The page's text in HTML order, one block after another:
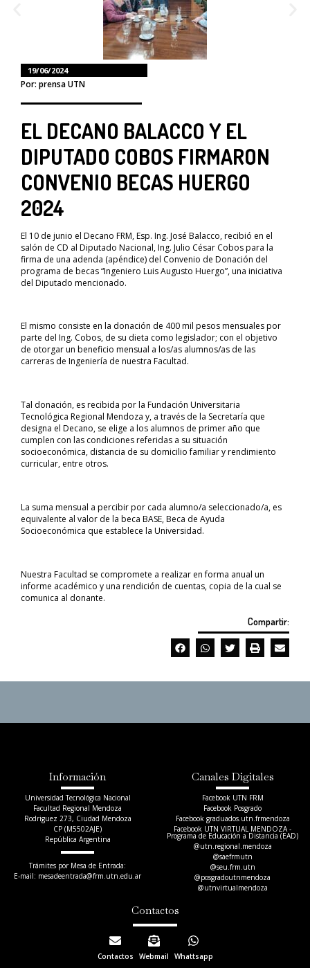
19/06/2024
Por: prensa UTN
EL DECANO BALACCO Y EL
DIPUTADO COBOS FIRMARON
CONVENIO BECAS HUERGO
2024
El 10 de junio el Decano FRM, Esp. Ing. José Balacco, recibió en el
salón de CD al Diputado Nacional, Ing. Julio César Cobos para la
firma de una adenda (apéndice) del Convenio de Donación del
programa de becas “Ingeniero Luis Augusto Huergo”, una iniciativa
del Diputado mencionado.
El mismo consiste en la donación de 400 mil pesos mensuales por
parte del Ing. Cobos, de su dieta como legislador; con el objetivo
de otorgar un beneficio mensual a los/as alumnos/as de las
carreras de Ingeniería de nuestra Facultad.
Tal donación, es recibida por la Fundación Universitaria
Tecnológica Regional Mendoza y, a través de la Secretaría que
designa el Decano, se elige a los alumnos de primer año que
cumplen con las condiciones referidas a su situación
socioeconómica, distancia de su domicilio familiar y rendimiento
curricular, entre otros.
La suma mensual a percibir por cada alumno/a seleccionado/a, es
equivalente al valor de la beca BASE, Beca de Ayuda
Socioeconómica que establece la Universidad.
Nuestra Facultad se compromete a realizar en forma anual un
informe académico y una rendición de cuentas, copia de la cual se
comunica al donante.
Compartir:
Información
Universidad Tecnológica Nacional
Facultad Regional Mendoza
Rodriguez 273, Ciudad Mendoza
CP (M5502AJE)
República Argentina
Trámites por Mesa de Entrada:
E-mail: mesadeentrada@frm.utn.edu.ar​
Canales Digitales
Facebook UTN FRM
Facebook Posgrado
Facebook graduados.utn.frmendoza
Facebook UTN VIRTUAL MENDOZA -
Programa de Educación a Distancia (EAD)
@utn.regional.mendoza
@saefrmutn
@seu.frm.utn
@posgradoutnmendoza
@utnvirtualmendoza
Contactos
Contactos Webmail Whattsapp